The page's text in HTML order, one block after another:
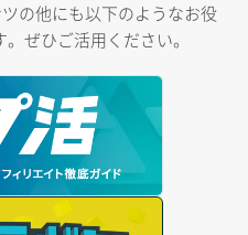
の他にも以下のようなお役
ぜひご活用ください。